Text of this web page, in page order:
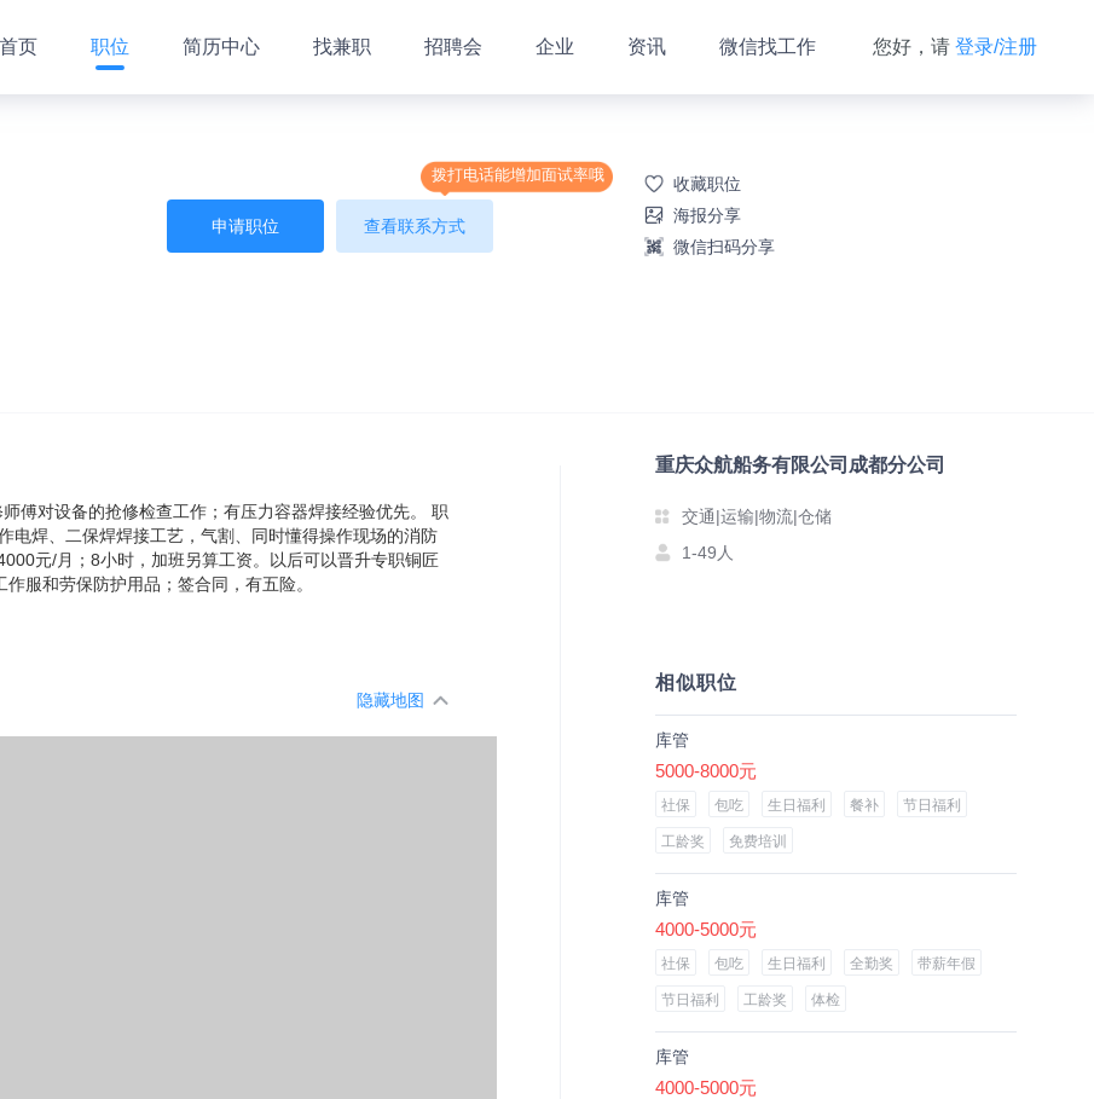
首页 职位 简历中心 找兼职 招聘会 企业 资讯 微信找工作 您好，请 登录/注册
收藏职位
海报分享
微信扫码分享
拨打电话能增加面试率哦
申请职位 查看联系方式
傅对设备的抢修检查工作；有压力容器焊接经验优先。 职
电焊、二保焊焊接工艺，气割、同时懂得操作现场的消防
元/月；8小时，加班另算工资。以后可以晋升专职铜匠
服和劳保防护用品；签合同，有五险。
隐藏地图
重庆众航船务有限公司成都分公司
交通|运输|物流|仓储
1-49人
相似职位
库管
5000-8000元
社保 包吃 生日福利 餐补 节日福利
工龄奖 免费培训
库管
4000-5000元
社保 包吃 生日福利 全勤奖 带薪年假
节日福利 工龄奖 体检
库管
4000-5000元